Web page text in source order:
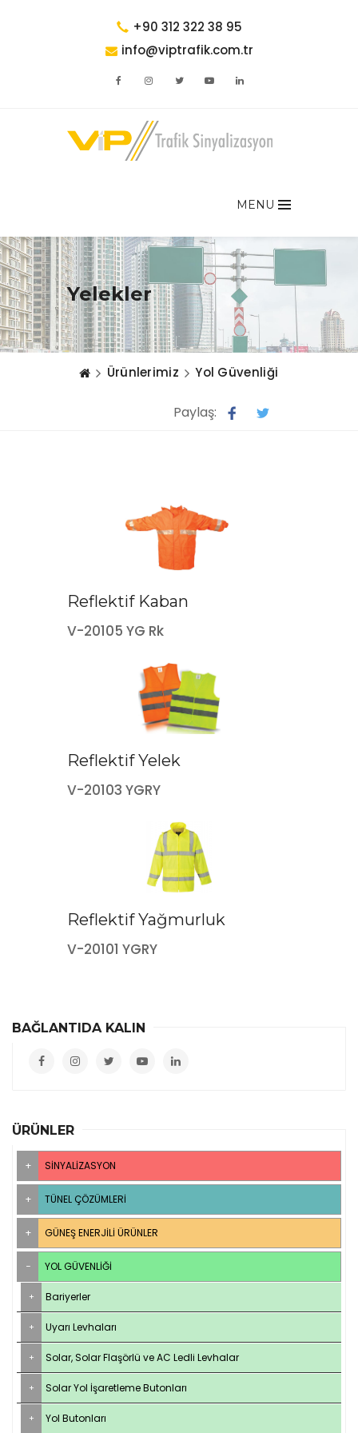
+90 312 322 38 95
info@viptrafik.com.tr
MENU
Yelekler
Ürünlerimiz Yol Güvenliği
Paylaş:
Reflektif Kaban
V-20105 YG Rk
Reflektif Yelek
V-20103 YGRY
Reflektif Yağmurluk
V-20101 YGRY
BAĞLANTIDA KALIN
ÜRÜNLER
SINYALIZASYON
TÜNEL ÇÖZÜMLERI
GÜNEŞ ENERJILI ÜRÜNLER
YOL GÜVENLIĞI
Bariyerler
Uyarı Levhaları
Solar, Solar Flaşörlü ve AC Ledli Levhalar
Solar Yol İşaretleme Butonları
Yol Butonları